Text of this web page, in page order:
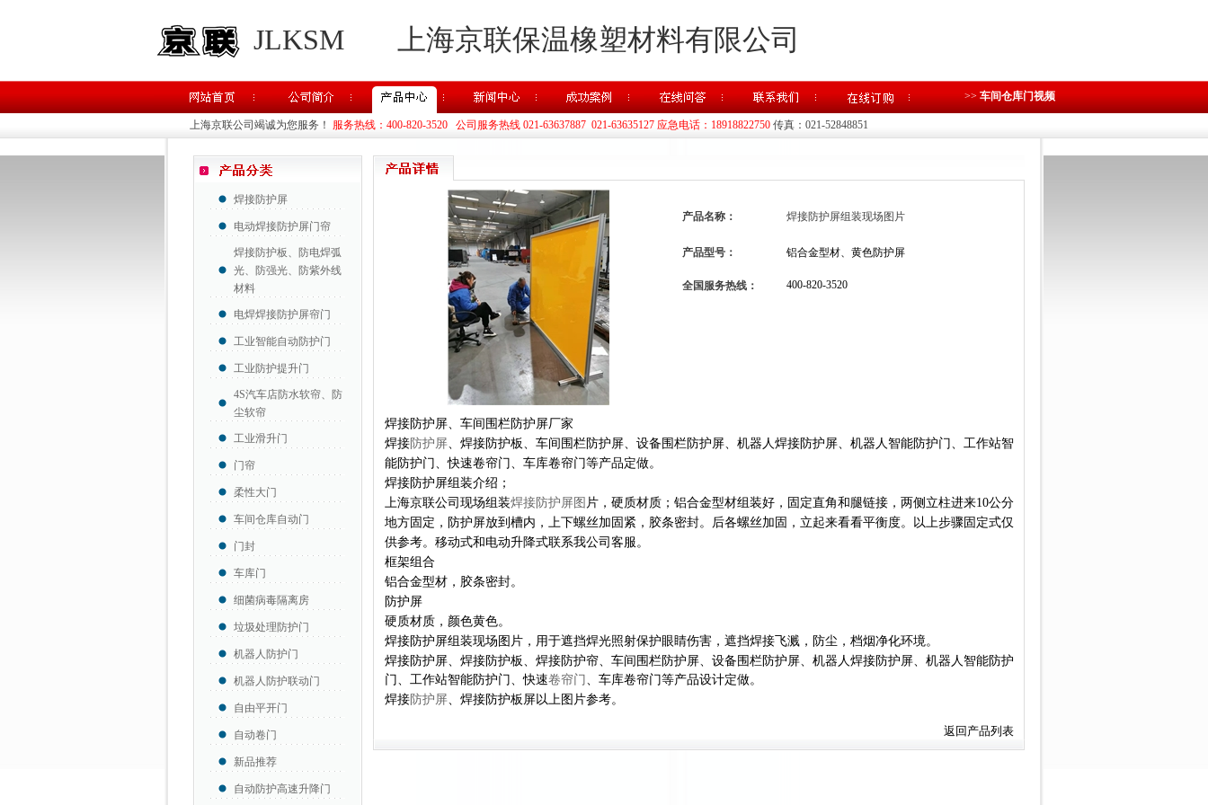
JLKSM 上海京联保温橡塑材料有限公司
>> 车间仓库门视频
上海京联公司竭诚为您服务！ 服务热线：400-820-3520 公司服务热线 021-63637887 021-63635127 应急电话：18918822750传真：021-52848851
焊接防护屏
电动焊接防护屏门帘
焊接防护板、防电焊弧
光、防强光、防紫外线
材料
电焊焊接防护屏帘门
工业智能自动防护门
工业防护提升门
4S汽车店防水软帘、防
尘软帘
工业滑升门
门帘
柔性大门
车间仓库自动门
门封
车库门
细菌病毒隔离房
垃圾处理防护门
机器人防护门
机器人防护联动门
自由平开门
自动卷门
新品推荐
自动防护高速升降门
产品名称： 焊接防护屏组装现场图片
产品型号： 铝合金型材、黄色防护屏
全国服务热线： 400-820-3520
焊接防护屏、车间围栏防护屏厂家
焊接防护屏、焊接防护板、车间围栏防护屏、设备围栏防护屏、机器人焊接防护屏、机器人智能防护门、工作站智
能防护门、快速卷帘门、车库卷帘门等产品定做。
焊接防护屏组装介绍；
上海京联公司现场组装焊接防护屏图 片，硬质材质；铝合金型材组装好，固定直角和腿链接，两侧立柱进来10公分
地方固定， 防护屏放到槽内，上下螺丝加固紧，胶条密封。后各螺丝加固，立起来看看平衡度。以上步骤固定式仅
供参考。移动式和电动升降式联系我公司客服。
框架组合
铝合金型材，胶条密封。
防护屏
硬质材质，颜色黄色。
焊接防护屏组装现场图片，用于遮挡焊光照射保护眼睛伤害，遮挡焊接飞溅，防尘，档烟净化环境。
焊接防护屏、焊接防护板、焊接防护帘、车间围栏防护屏、设备围栏防护屏、机器人焊接防护屏、机器人智能防护
门、工作站智能防护门、快速卷帘门 、车库卷帘门等产品设计定做。
焊接防护屏、焊接防护板屏以上图片参考。
返回产品列表